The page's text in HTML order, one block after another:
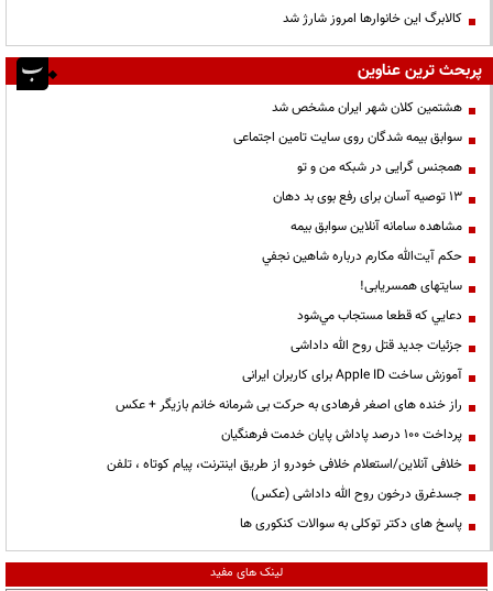
کالابرگ این خانوارها امروز شارژ شد
پربحث ترین عناوین
هشتمین کلان شهر ایران مشخص شد
سوابق بیمه شدگان روی سایت تامین اجتماعی
همجنس گرایی در شبکه من و تو
13 توصیه آسان برای رفع بوی بد دهان
مشاهده سامانه آنلاين سوابق بیمه
حكم آيت‌الله مكارم درباره شاهين نجفي
سایتهای همسریابی!
دعايي كه قطعا مستجاب مي‌شود
جزئیات جدید قتل روح الله داداشی
آموزش ساخت Apple ID برای کاربران ایرانی
راز خنده های اصغر فرهادی به حرکت بی شرمانه خانم بازیگر + عکس
پرداخت ۱۰۰ درصد پاداش پایان خدمت فرهنگیان
خلافی آنلاین/استعلام خلافی خودرو از طریق اینترنت، پیام کوتاه ، تلفن
جسدغرق درخون روح الله داداشی (عکس)
پاسخ های دکتر توکلی به سوالات کنکوری ها
لینک های مفید